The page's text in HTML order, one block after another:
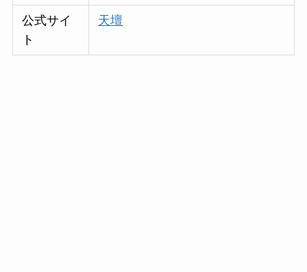
公式サイ
ト
天壇